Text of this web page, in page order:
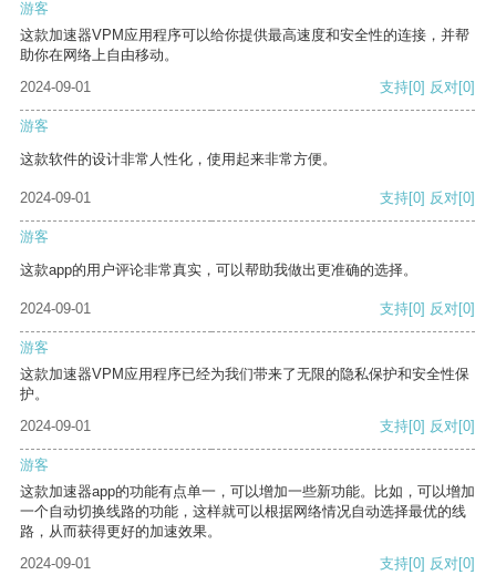
游客
这款加速器VPM应用程序可以给你提供最高速度和安全性的连接，并帮
助你在网络上自由移动。
2024-09-01
支持[0] 反对[0]
游客
这款软件的设计非常人性化，使用起来非常方便。
2024-09-01 支持[0] 反对[0]
游客
这款app的用户评论非常真实，可以帮助我做出更准确的选择。
2024-09-01 支持[0] 反对[0]
游客
这款加速器VPM应用程序已经为我们带来了无限的隐私保护和安全性保
护。
2024-09-01
支持[0] 反对[0]
游客
这款加速器app的功能有点单一，可以增加一些新功能。比如，可以增加
一个自动切换线路的功能，这样就可以根据网络情况自动选择最优的线
路，从而获得更好的加速效果。
2024-09-01
支持[0] 反对[0]